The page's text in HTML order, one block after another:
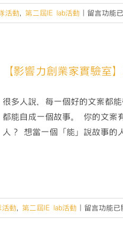
活動 第二屆IE lab活動
在
〈【影
業
實
驗
室
坊：
文
留言功能
【影響力創業家實驗室
很多人說，每一個好的文案都
都能自成一個故事。 你的文案
人？ 想當一個「能」說故事的
活動 第二屆IE lab活動
在
〈【影
留言功能已